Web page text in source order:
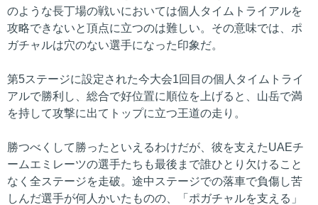
のような長丁場の戦いにおいては個人タイムトライアルを
攻略できないと頂点に立つのは難しい。その意味では、ポ
ガチャルは穴のない選手になった印象だ。
第5ステージに設定された今大会1回目の個人タイムトライ
アルで勝利し、総合で好位置に順位を上げると、山岳で満
を持して攻撃に出てトップに立つ王道の走り。
勝つべくして勝ったといえるわけだが、彼を支えたUAEチ
ームエミレーツの選手たちも最後まで誰ひとり欠けること
なく全ステージを走破。途中ステージでの落車で負傷し苦
しんだ選手が何人かいたものの、「ポガチャルを支える」